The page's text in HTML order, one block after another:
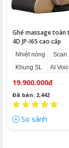
Ghế massage toàn
4D JP-I65 cao cấp
Nhiệt nóng
Scan
Khung SL
AI
19.900.000đ
Đã bán: 2,442
So sánh